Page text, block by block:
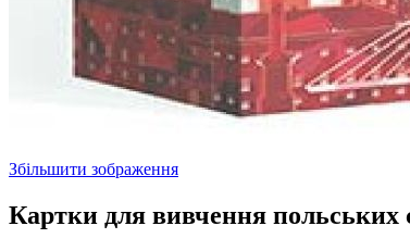
Збільшити зображення
Картки для вивчення польських